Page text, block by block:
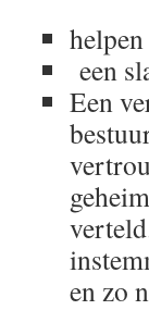
een
Een
en zo